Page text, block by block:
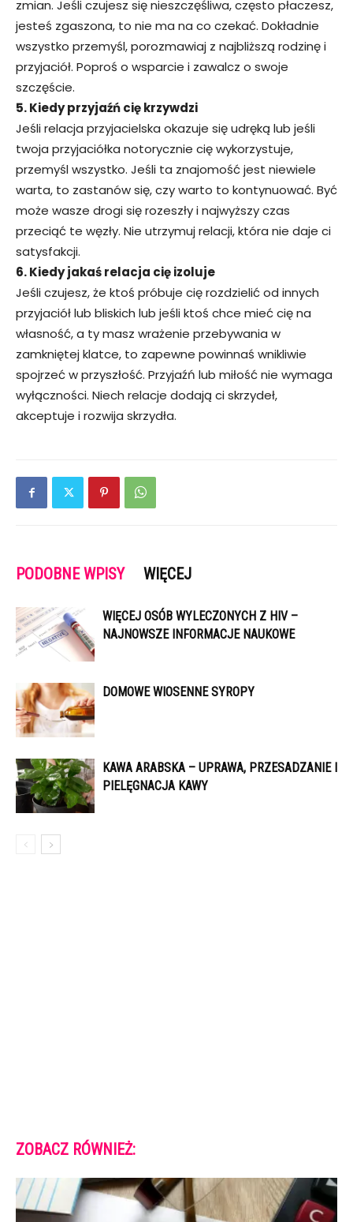
zmian. Jeśli czujesz się nieszczęśliwa, często płaczesz,
jesteś zgaszona, to nie ma na co czekać. Dokładnie
wszystko przemyśl, porozmawiaj z najbliższą rodzinę i
przyjaciół. Poproś o wsparcie i zawalcz o swoje
szczęście.
5. Kiedy przyjaźń cię krzywdzi
Jeśli relacja przyjacielska okazuje się udręką lub jeśli
twoja przyjaciółka notorycznie cię wykorzystuje,
przemyśl wszystko. Jeśli ta znajomość jest niewiele
warta, to zastanów się, czy warto to kontynuować. Być
może wasze drogi się rozeszły i najwyższy czas
przeciąć te węzły. Nie utrzymuj relacji, która nie daje ci
satysfakcji.
6. Kiedy jakaś relacja cię izoluje
Jeśli czujesz, że ktoś próbuje cię rozdzielić od innych
przyjaciół lub bliskich lub jeśli ktoś chce mieć cię na
własność, a ty masz wrażenie przebywania w
zamkniętej klatce, to zapewne powinnaś wnikliwie
spojrzeć w przyszłość. Przyjaźń lub miłość nie wymaga
wyłączności. Niech relacje dodają ci skrzydeł,
akceptuje i rozwija skrzydła.
PODOBNE WPISY WIĘCEJ
WIĘCEJ OSÓB WYLECZONYCH Z HIV –
NAJNOWSZE INFORMACJE NAUKOWE
DOMOWE WIOSENNE SYROPY
KAWA ARABSKA – UPRAWA, PRZESADZANIE I
PIELĘGNACJA KAWY
ZOBACZ RÓWNIEŻ: